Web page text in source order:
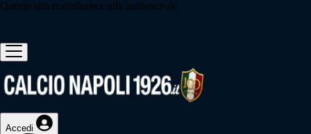
Questo sito contribuisce alla audience de
Accedi